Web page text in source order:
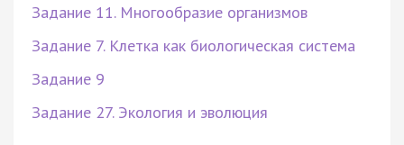
Задание 11. Многообразие организмов
Задание 7. Клетка как биологическая система
Задание 9
Задание 27. Экология и эволюция